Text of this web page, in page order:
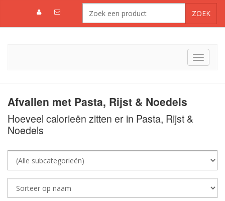
Toggle
Afvallen met Pasta, Rijst & Noedels
Hoeveel calorieën zitten er in Pasta, Rijst &
Noedels